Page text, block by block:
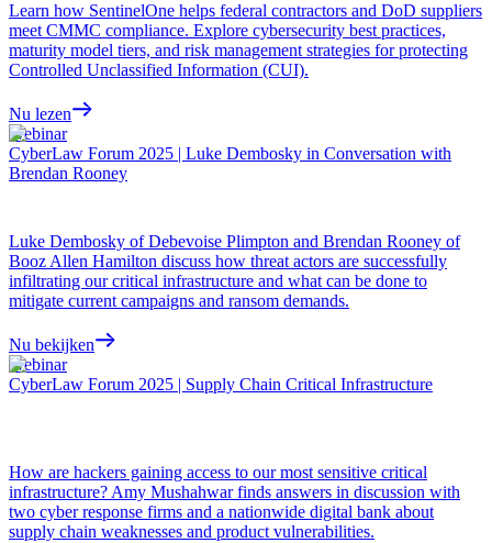
Learn how SentinelOne helps federal contractors and DoD suppliers
meet CMMC compliance. Explore cybersecurity best practices,
maturity model tiers, and risk management strategies for protecting
Controlled Unclassified Information (CUI).
Nu lezen
Webinar
CyberLaw Forum 2025 | Luke Dembosky in Conversation with
Brendan Rooney
Luke Dembosky of Debevoise Plimpton and Brendan Rooney of
Booz Allen Hamilton discuss how threat actors are successfully
infiltrating our critical infrastructure and what can be done to
mitigate current campaigns and ransom demands.
Nu bekijken
Webinar
CyberLaw Forum 2025 | Supply Chain Critical Infrastructure
How are hackers gaining access to our most sensitive critical
infrastructure? Amy Mushahwar finds answers in discussion with
two cyber response firms and a nationwide digital bank about
supply chain weaknesses and product vulnerabilities.